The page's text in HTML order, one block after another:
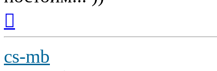
началу
cs-mb